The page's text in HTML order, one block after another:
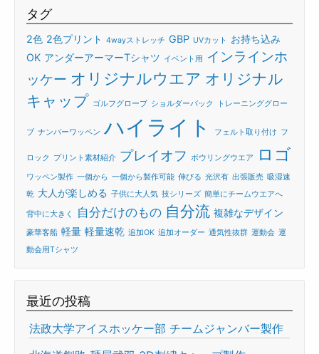
タグ
2色 2色プリント 4wayストレッチ GBP UVカット
お持ち込み
OK アンダーアーマーTシャツ イベント用
インラインホ
ッケー オリジナルウエア オリジナル
キャップ ゴルフグローブ ショルダーバック トレーニンググロー
ブ ナンバーワッペン ハイライト フェルト取り付け フ
ロック プリント素材紹介 プレイオフ ボウリングウエア ロゴ
ワッペン製作 一個から 一個から製作可能 伸びる 光沢有 出張販売 吸湿速
乾 大人が楽しめる 子供に大人気 技シリーズ 簡単にチームウエアへ
背中に大きく 自分だけのもの 自分流 複雑なデザイン
豪華客船 軽量 軽量速乾 追加OK 追加オーダー 通気性抜群 運動会 運
動会用Tシャツ
最近の投稿
法政大学アイスホッケー部 チームジャンバー製作